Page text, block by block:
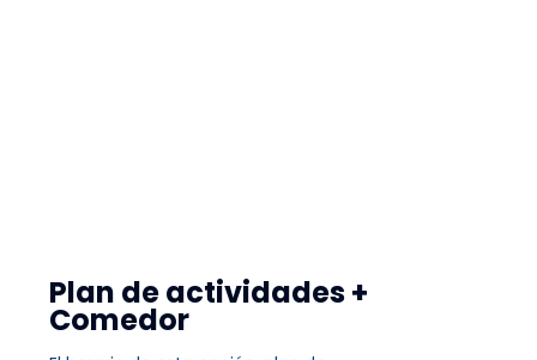
Plan de actividades +
Comedor